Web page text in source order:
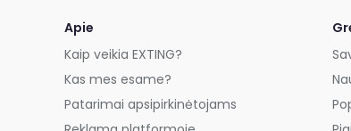
Apie
Kaip veikia EXTING?
Kas mes esame?
Patarimai apsipirkinėtojams